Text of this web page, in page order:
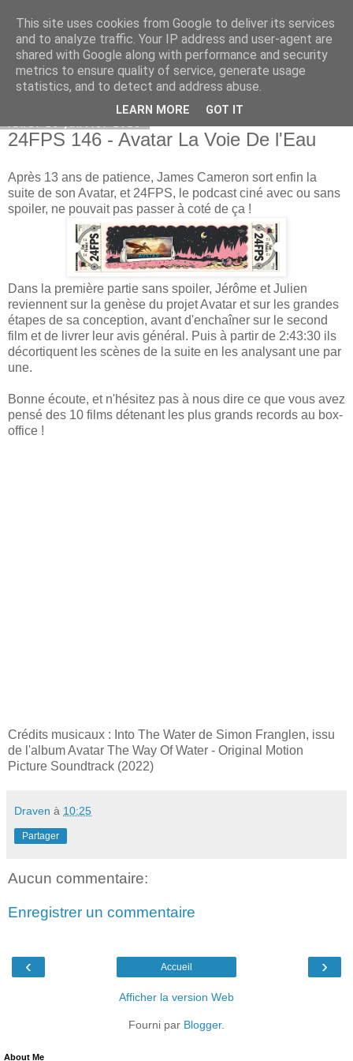
Bepod
24FPS 146 - Avatar La Voie De l'Eau
Après 13 ans de patience, James Cameron sort enfin la
suite de son Avatar, et 24FPS, le podcast ciné avec ou sans
spoiler, ne pouvait pas passer à coté de ça !
Dans la première partie sans spoiler, Jérôme et Julien
reviennent sur la genèse du projet Avatar et sur les grandes
étapes de sa conception, avant d'enchaîner sur le second
film et de livrer leur avis général. Puis à partir de 2:43:30 ils
décortiquent les scènes de la suite en les analysant une par
une.
Bonne écoute, et n'hésitez pas à nous dire ce que vous avez
pensé des 10 films détenant les plus grands records au box-
office !
Crédits musicaux : Into The Water de Simon Franglen, issu
de l'album Avatar The Way Of Water - Original Motion
Picture Soundtrack (2022)
Draven à 10:25
Partager
Aucun commentaire:
Enregistrer un commentaire
‹ ›
Accueil
Afficher la version Web
Fourni par Blogger.
About Me
This site uses cookies from Google to deliver its services
and to analyze traffic. Your IP address and user-agent are
shared with Google along with performance and security
metrics to ensure quality of service, generate usage
statistics, and to detect and address abuse.
LEARN MORE GOT IT